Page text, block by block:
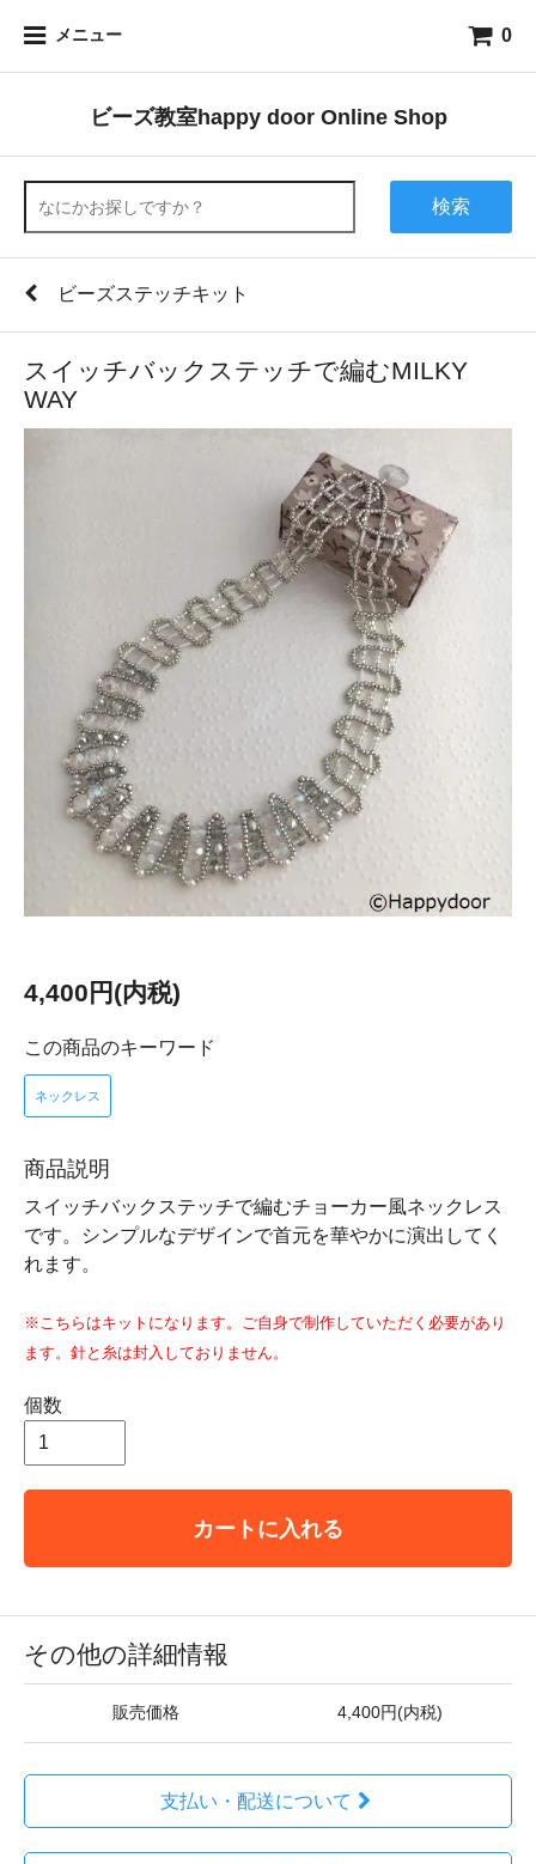
メニュー 0
ビーズ教室happy door Online Shop
検索
ビーズステッチキット
スイッチバックステッチで編むMILKY
WAY
4,400円(内税)
この商品のキーワード
ネックレス
商品説明
スイッチバックステッチで編むチョーカー風ネックレス
です。シンプルなデザインで首元を華やかに演出してく
れます。
※こちらはキットになります。ご自身で制作していただく必要があり
ます。針と糸は封入しておりません。
個数
カートに入れる
その他の詳細情報
販売価格 4,400円(内税)
支払い・配送について